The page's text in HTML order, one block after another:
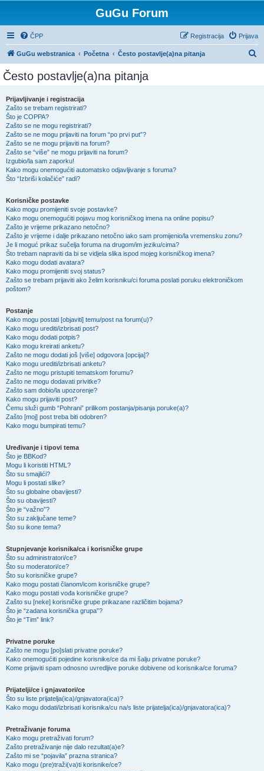
GuGu Forum
ČPP Prijava
Registracija
GuGu webstranica Početna Često postavlje(a)na pitanja
Često postavlje(a)na pitanja
Prijavljivanje i registracija
Zašto se trebam registrirati?
Što je COPPA?
Zašto se ne mogu registrirati?
Zašto se ne mogu prijaviti na forum “po prvi put”?
Zašto se ne mogu prijaviti na forum?
Zašto se “više” ne mogu prijaviti na forum?
Izgubio/la sam zaporku!
Kako mogu onemogućiti automatsko odjavljivanje s foruma?
Što “Izbriši kolačiće” radi?
Korisničke postavke
Kako mogu promijeniti svoje postavke?
Kako mogu onemogućiti pojavu mog korisničkog imena na online popisu?
Zašto je vrijeme prikazano netočno?
Zašto je vrijeme i dalje prikazano netočno iako sam promijenio/la vremensku zonu?
Je li moguć prikaz sučelja foruma na drugom/im jeziku/cima?
Što trebam napraviti da bi se vidjela slika ispod mojeg korisničkog imena?
Kako mogu dodati avatara?
Kako mogu promijeniti svoj status?
Zašto se trebam prijaviti ako želim korisniku/ci foruma poslati poruku elektroničkom
poštom?
Postanje
Kako mogu postati [objaviti] temu/post na forum(u)?
Kako mogu urediti/izbrisati post?
Kako mogu dodati potpis?
Kako mogu kreirati anketu?
Zašto ne mogu dodati još [više] odgovora [opcija]?
Kako mogu urediti/izbrisati anketu?
Zašto ne mogu pristupiti tematskom forumu?
Zašto ne mogu dodavati privitke?
Zašto sam dobio/la upozorenje?
Kako mogu prijaviti post?
Čemu služi gumb “Pohrani” prilikom postanja/pisanja poruke(a)?
Zašto [moj] post treba biti odobren?
Kako mogu bumpirati temu?
Uređivanje i tipovi tema
Što je BBKod?
Mogu li koristiti HTML?
Što su smajlići?
Mogu li postati slike?
Što su globalne obavijesti?
Što su obavijesti?
Što je “važno”?
Što su zaključane teme?
Što su ikone tema?
Stupnjevanje korisnika/ca i korisničke grupe
Što su administratori/ce?
Što su moderatori/ce?
Što su korisničke grupe?
Kako mogu postati članom/icom korisničke grupe?
Kako mogu postati vođa korisničke grupe?
Zašto su [neke] korisničke grupe prikazane različitim bojama?
Što je “zadana korisnička grupa”?
Što je “Tim” link?
Privatne poruke
Zašto ne mogu [po]slati privatne poruke?
Kako onemogućiti pojedine korisnike/ce da mi šalju privatne poruke?
Kome prijaviti spam odnosno uvredljive poruke dobivene od korisnika/ce foruma?
Prijatelji/ce i gnjavatori/ce
Što su liste prijatelja(ica)/gnjavatora(ica)?
Kako mogu dodati/izbrisati korisnika/cu na/s liste prijatelja(ica)/gnjavatora(ica)?
Pretraživanje foruma
Kako mogu pretraživati forum?
Zašto pretraživanje nije dalo rezultat(a)e?
Zašto mi se “pojavila” prazna stranica?
Kako mogu (pre)traži(va)ti korisnike/ce?